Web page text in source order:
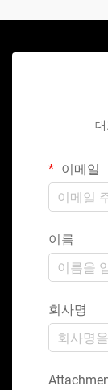
이메일
이름
회사명